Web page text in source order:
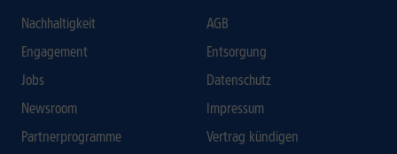
Nachhaltigkeit
Engagement
Jobs
Newsroom
Partnerprogramme
AGB
Entsorgung
Datenschutz
Impressum
Vertrag kündigen